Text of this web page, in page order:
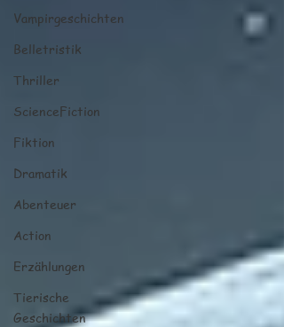
Vampirgeschichten
Belletristik
Thriller
ScienceFiction
Fiktion
Dramatik
Abenteuer
Action
Erzählungen
Tierische
Geschichten